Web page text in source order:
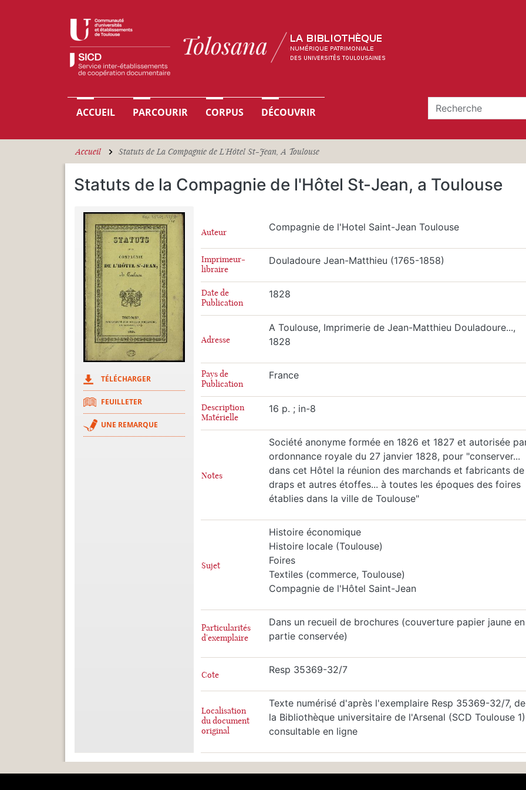
Navigation principale
ACCUEIL PARCOURIR CORPUS DÉCOUVRIR
Accueil Statuts de La Compagnie de L'Hôtel St-Jean, A Toulouse
Statuts de la Compagnie de l'Hôtel St-Jean, a Toulouse
TÉLÉCHARGER
FEUILLETER
UNE REMARQUE
Auteur Compagnie de l'Hotel Saint-Jean Toulouse
Imprimeur-
libraire
Douladoure Jean-Matthieu (1765-1858)
Date de
Publication
1828
Adresse
A Toulouse, Imprimerie de Jean-Matthieu Douladoure...,
1828
Pays de
Publication
France
Description
Matérielle
16 p. ; in-8
Notes
Société anonyme formée en 1826 et 1827 et autorisée
ordonnance royale du 27 janvier 1828, pour "conserver...
dans cet Hôtel la réunion des marchands et fabricants de
draps et autres étoffes... à toutes les époques des foires
établies dans la ville de Toulouse"
Sujet
Histoire économique
Histoire locale (Toulouse)
Foires
Textiles (commerce, Toulouse)
Compagnie de l'Hôtel Saint-Jean
Particularités
d'exemplaire
Dans un recueil de brochures (couverture papier jaune en
partie conservée)
Cote Resp 35369-32/7
Localisation
du document
original
Texte numérisé d'après l'exemplaire Resp 35369-32/7, de
la Bibliothèque universitaire de l'Arsenal (SCD Toulouse
consultable en ligne